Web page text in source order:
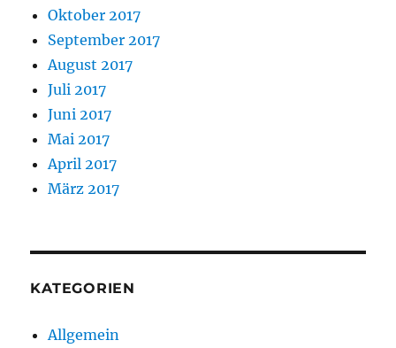
Oktober 2017
September 2017
August 2017
Juli 2017
Juni 2017
Mai 2017
April 2017
März 2017
KATEGORIEN
Allgemein